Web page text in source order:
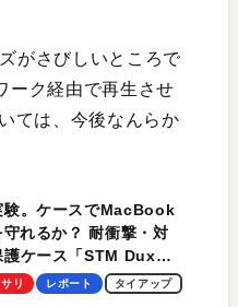
がさびしいところで
ーク経由で再生させ
ては、今後なんらか
験。ケースでMacBook
れるか？ 耐衝撃・対
護ケース「STM Dux
を検証。学生、ビジネ
リ レポート タイアップ